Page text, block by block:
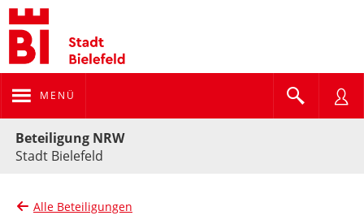
MENÜ
Beteiligung NRW
Stadt Bielefeld
Alle Beteiligungen